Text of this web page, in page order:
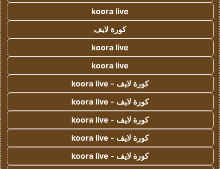
koora live
كورة لايف
koora live
koora live
كورة لايف - koora live
كورة لايف - koora live
كورة لايف - koora live
كورة لايف - koora live
كورة لايف - koora live